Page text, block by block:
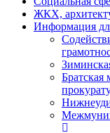
ЖКХ,
Информация
Братская